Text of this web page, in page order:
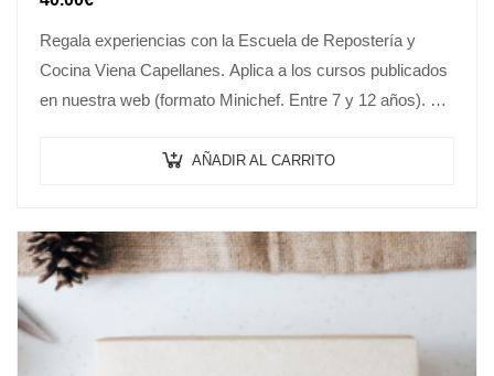
Regala experiencias con la Escuela de Repostería y
Cocina Viena Capellanes. Aplica a los cursos publicados
en nuestra web (formato Minichef. Entre 7 y 12 años). No
AÑADIR AL CARRITO